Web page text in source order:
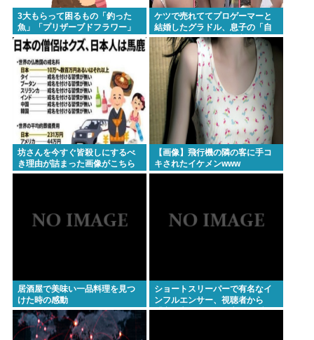
3大もらって困るもの「釣った
魚」「プリザーブドフラワー」
ケツで売れててプロゲーマーと
結婚したグラドル、息子の「自
閉スペクトラム症」診断にショ
ックで泣く
坊さんを今すぐ皆殺しにするべ
き理由が詰まった画像がこちら
【画像】飛行機の隣の客に手コ
キされたイケメンwww
居酒屋で美味い一品料理を見つ
けた時の感動
ショートスリーパーで有名なイ
ンフルエンサー、視聴者から
「寝た方がいい」と言われブチ